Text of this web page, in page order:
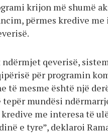
krijon më shumë
përmes kredive
qeverisë,
për programin
të mesme është një
tepër mundësi
me interesa të
e tyre”, deklaroi